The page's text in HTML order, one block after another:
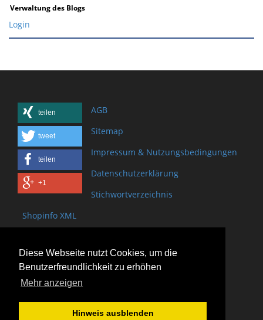
Diese Webseite nutzt Cookies, um die
Benutzerfreundlichkeit zu erhöhen
Mehr anzeigen
Hinweis ausblenden
Verwaltung des Blogs
Login
teilen
tweet
teilen
+1
AGB
Sitemap
Impressum & Nutzungsbedingungen
Datenschutzerklärung
Stichwortverzeichnis
Shopinfo XML
Bischof-Brand Straße 2
61440 Oberursel
(+49) 6171 - 98 11 80
(+49) 6171 - 98 28 10